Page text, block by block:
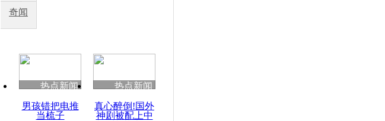
因
度苗族花山节
秀
奇闻
热点新闻
男孩错把电推
当梳子
热点新闻
真心醉倒!国外
神剧被配上中